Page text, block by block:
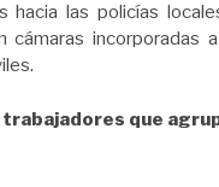
hacia las policías
cámaras
que